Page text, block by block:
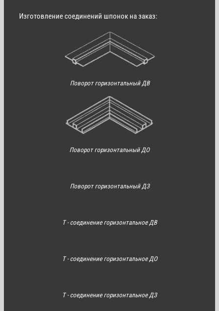
Изготовление соединений шпонок на заказ:
Поворот горизонтальный ДВ
Поворот горизонтальный ДО
Поворот горизонтальный ДЗ
Т - соединение горизонтальное ДВ
Т - соединение горизонтальное ДО
Т - соединение горизонтальное ДЗ